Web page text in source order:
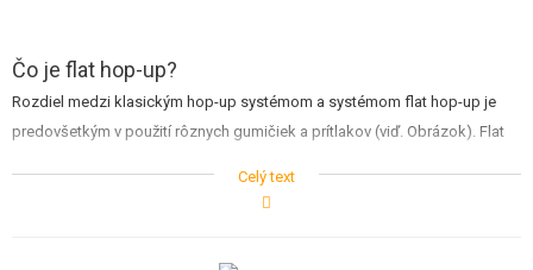
REKLAMNÉ PREDMETY
Čo je flat hop-up?
Rozdiel medzi klasickým hop-up systémom a systémom flat hop-up je
predovšetkým v použití rôznych gumičiek a prítlakov (viď. Obrázok). Flat
kombinuje s prítlačným valčekom, ktorý je dlhší ako klasické prítlaky.
Celý text